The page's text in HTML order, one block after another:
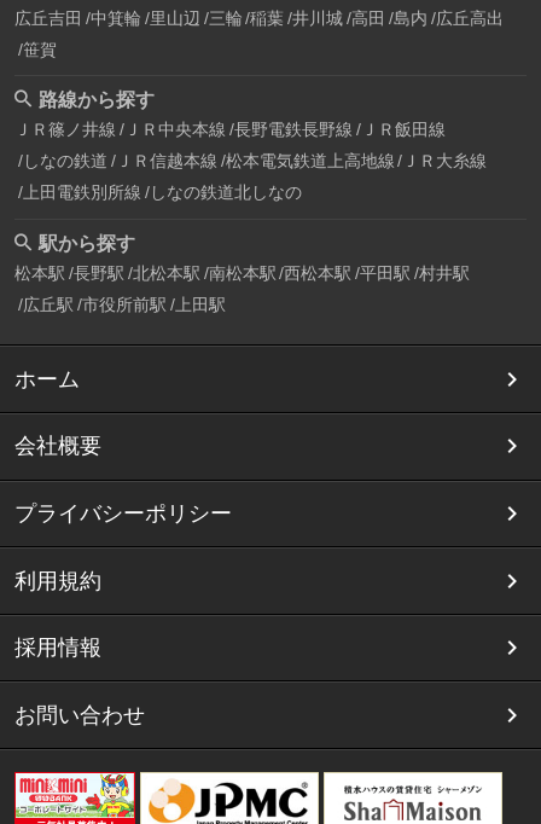
広丘吉田 中箕輪 里山辺 三輪 稲葉 井川城 高田 島内 広丘高出
笹賀
路線から探す
ＪＲ篠ノ井線 ＪＲ中央本線 長野電鉄長野線 ＪＲ飯田線
しなの鉄道 ＪＲ信越本線 松本電気鉄道上高地線
ＪＲ大糸線
上田電鉄別所線 しなの鉄道北しなの
駅から探す
松本駅 長野駅 北松本駅 南松本駅 西松本駅 平田駅 村井駅
広丘駅 市役所前駅 上田駅
ホーム
会社概要
プライバシーポリシー
利用規約
採用情報
お問い合わせ